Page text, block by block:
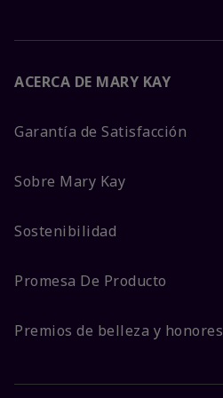
ACERCA DE MARY KAY
Garantía de Satisfacción
Sobre Mary Kay
Sostenibilidad
Promesa De Producto
Premios de belleza y honores